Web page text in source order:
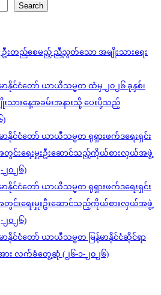
Search
သို့ ဦးတည်စေမည့် ညီညွတ်သော အမျိုးသားရေး
ာနိုင်ငံတော် ယာယီသမ္မတ ထံမှ ၂၀၂၆ ခုနှစ်၊
ျိုးသားနေ့အခမ်းအနားသို့ ပေးပို့သည့်
)
ာနိုင်ငံတော် ယာယီသမ္မတ ရုရှားဖက်ဒရေးရှင်း
အတွင်းရေးမှူးဦးဆောင်သည့်ကိုယ်စားလှယ်အဖွဲ့
၀၂၆)
ာနိုင်ငံတော် ယာယီသမ္မတ ရုရှားဖက်ဒရေးရှင်း
အတွင်းရေးမှူးဦးဆောင်သည့်ကိုယ်စားလှယ်အဖွဲ့
၀၂၆)
ာနိုင်ငံတော် ယာယီသမ္မတ မြန်မာနိုင်ငံဆိုင်ရာ
း လက်ခံတွေ့ဆုံ (၂၆-၁-၂၀၂၆)